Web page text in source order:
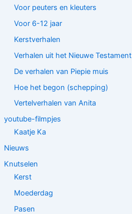
Voor peuters en kleuters
Voor 6-12 jaar
Kerstverhalen
Verhalen uit het Nieuwe Testament
De verhalen van Piepie muis
Hoe het begon (schepping)
Vertelverhalen van Anita
youtube-filmpjes
Kaatje Ka
Nieuws
Knutselen
Kerst
Moederdag
Pasen